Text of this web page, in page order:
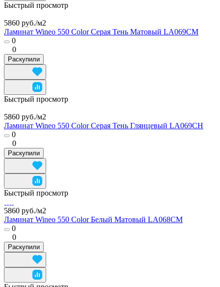
Быстрый просмотр
5860 руб./м2
Ламинат Wineo 550 Color Серая Тень Матовый LA069CМ
0
0
Раскупили
Быстрый просмотр
5860 руб./м2
Ламинат Wineo 550 Color Серая Тень Глянцевый LA069CH
0
0
Раскупили
Быстрый просмотр
5860 руб./м2
Ламинат Wineo 550 Color Белый Матовый LA068CM
0
0
Раскупили